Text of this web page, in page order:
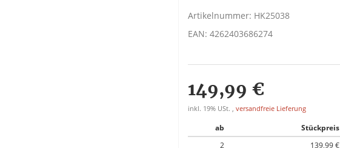
Artikelnummer: HK25038
EAN: 4262403686274
149,99 €
inkl. 19% USt. , versandfreie Lieferung
ab
Stückpreis
2
139,99 €